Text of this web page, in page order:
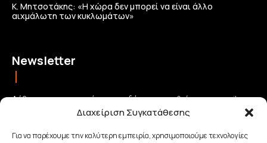
Διαχείριση Συγκατάθεσης
Για να παρέχουμε την καλύτερη εμπειρία, χρησιμοποιούμε τεχνολογίες
Κ. Μητσοτάκης: «Η χώρα δεν μπορεί να είναι άλλο
αιχμάλωτη των κυκλωμάτων»
Newsletter
Λάβετε τις σημαντικότερες ειδήσεις απευθείας στο email σας
και μείνετε πάντα συνδεδεμένοι με την Κρήτη!